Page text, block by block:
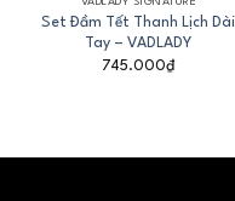
Set Đầm Tết Thanh Lịch Dài
Tay – VADLADY
745.000₫